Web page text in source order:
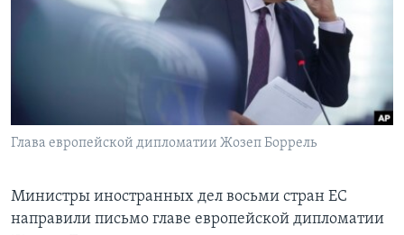
Learning English
Глава европейской дипломатии Жозеп Боррель
Министры иностранных дел восьми стран ЕС
направили письмо главе европейской дипломатии